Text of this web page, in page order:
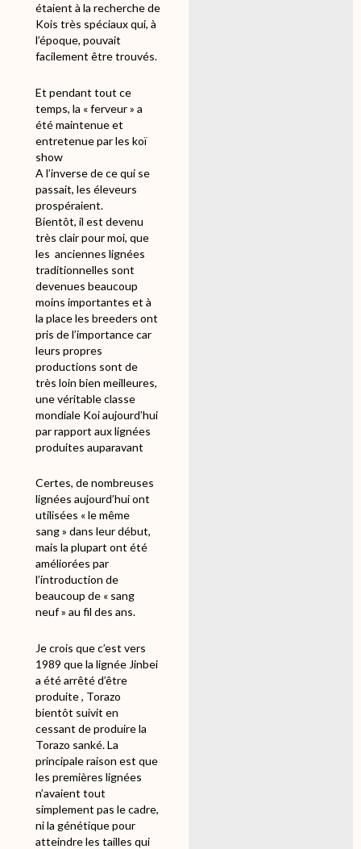
étaient à la recherche de
Kois très spéciaux qui, à
l’époque, pouvait
facilement être trouvés.
Et pendant tout ce
temps, la « ferveur » a
été maintenue et
entretenue par les koï
show
A l’inverse de ce qui se
passait, les éleveurs
prospéraient.
Bientôt, il est devenu
très clair pour moi, que
les anciennes lignées
traditionnelles sont
devenues beaucoup
moins importantes et à
la place les breeders ont
pris de l’importance car
leurs propres
productions sont de
très loin bien meilleures,
une véritable classe
mondiale Koi aujourd’hui
par rapport aux lignées
produites auparavant
Certes, de nombreuses
lignées aujourd’hui ont
utilisées « le même
sang » dans leur début,
mais la plupart ont été
améliorées par
l’introduction de
beaucoup de « sang
neuf » au fil des ans.
Je crois que c’est vers
1989 que la lignée Jinbei
a été arrêté d’être
produite , Torazo
bientôt suivit en
cessant de produire la
Torazo sanké. La
principale raison est que
les premières lignées
n’avaient tout
simplement pas le cadre,
ni la génétique pour
atteindre les tailles qui